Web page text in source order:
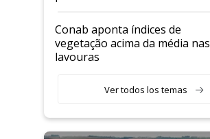
Conab aponta índices de
vegetação acima da média nas
lavouras
Ver todos los temas